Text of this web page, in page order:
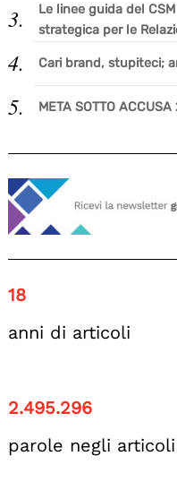
Le linee guida del
strategica per le
Cari brand, stupiteci;
META SOTTO
18
anni di articoli
2.495.296
parole negli articoli